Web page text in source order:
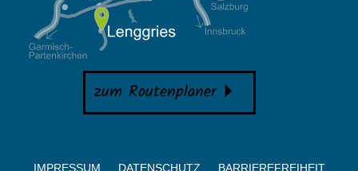
zum Routenplaner
IMPRESSUM DATENSCHUTZ BARRIEREFREIHEIT